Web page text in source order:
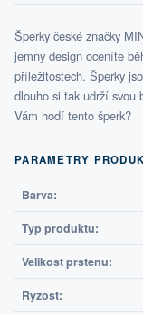
Šperky české značky
jemný design oceníte
příležitostech. Šperky
dlouho si tak udrží svou
Vám hodí tento šperk?
PARAMETRY
Barva:
Typ produktu:
Velikost prstenu:
Ryzost: